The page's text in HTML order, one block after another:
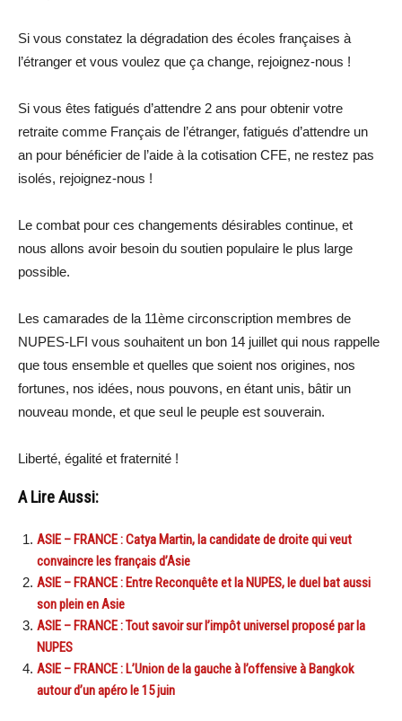
Si vous constatez la dégradation des écoles françaises à
l’étranger et vous voulez que ça change, rejoignez-nous !
Si vous êtes fatigués d’attendre 2 ans pour obtenir votre
retraite comme Français de l’étranger, fatigués d’attendre un
an pour bénéficier de l’aide à la cotisation CFE, ne restez pas
isolés, rejoignez-nous !
Le combat pour ces changements désirables continue, et
nous allons avoir besoin du soutien populaire le plus large
possible.
Les camarades de la 11ème circonscription membres de
NUPES-LFI vous souhaitent un bon 14 juillet qui nous rappelle
que tous ensemble et quelles que soient nos origines, nos
fortunes, nos idées, nous pouvons, en étant unis, bâtir un
nouveau monde, et que seul le peuple est souverain.
Liberté, égalité et fraternité !
A Lire Aussi:
ASIE – FRANCE : Catya Martin, la candidate de droite qui veut
convaincre les français d’Asie
ASIE – FRANCE : Entre Reconquête et la NUPES, le duel bat aussi
son plein en Asie
ASIE – FRANCE : Tout savoir sur l’impôt universel proposé par la
NUPES
ASIE – FRANCE : L’Union de la gauche à l’offensive à Bangkok
autour d’un apéro le 15 juin